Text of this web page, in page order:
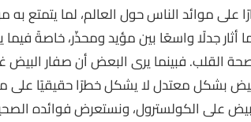
على موائد الناس حول العالم، لما يتمتع
جدلًا واسعًا بين مؤيد ومحذّر، خاصةً
القلب. فبينما يرى البعض أن صفار البيض
بشكل معتدل لا يشكل خطرًا حقيقيًا
على الكولسترول، ونستعرض فوائده